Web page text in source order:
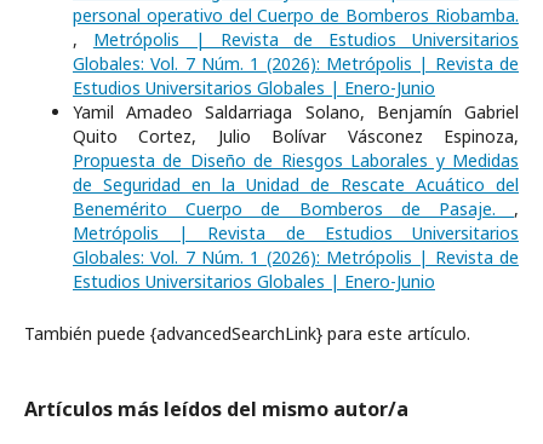
personal operativo del Cuerpo de Bomberos Riobamba.
, Metrópolis | Revista de Estudios Universitarios
Globales: Vol. 7 Núm. 1 (2026): Metrópolis | Revista de
Estudios Universitarios Globales | Enero-Junio
Yamil Amadeo Saldarriaga Solano, Benjamín Gabriel
Quito Cortez, Julio Bolívar Vásconez Espinoza,
Propuesta de Diseño de Riesgos Laborales y Medidas
de Seguridad en la Unidad de Rescate Acuático del
Benemérito Cuerpo de Bomberos de Pasaje. ,
Metrópolis | Revista de Estudios Universitarios
Globales: Vol. 7 Núm. 1 (2026): Metrópolis | Revista de
Estudios Universitarios Globales | Enero-Junio
También puede {advancedSearchLink} para este artículo.
Artículos más leídos del mismo autor/a